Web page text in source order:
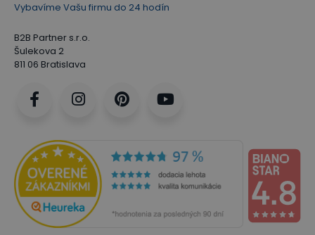
Vybavíme Vašu firmu do 24 hodín
B2B Partner s.r.o.
Šulekova 2
811 06 Bratislava